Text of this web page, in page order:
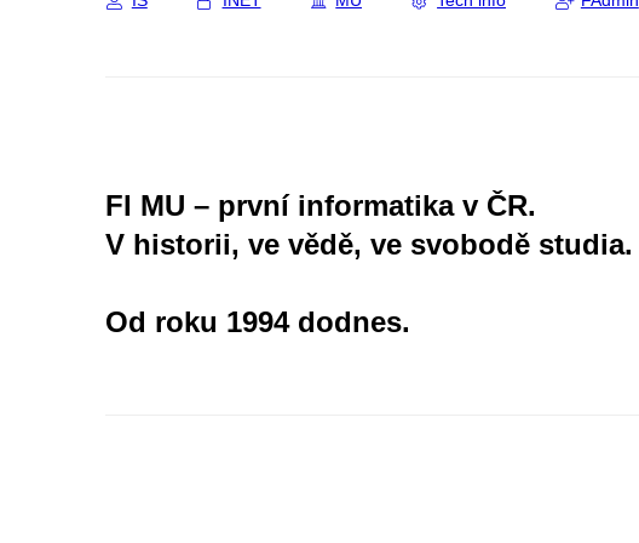
FI MU – první informatika v ČR.
V historii, ve vědě, ve svobodě studia.
Od roku 1994 dodnes.